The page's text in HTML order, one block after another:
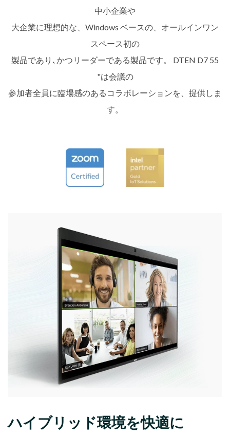
中小企業や
大企業に理想的な、Windows ベースの、オールインワン
スペース初の
製品であり､かつリーダーである製品です。 DTEN D7 55
"は会議の
参加者全員に臨場感のあるコラボレーションを、提供しま
す。
ハイブリッド環境を快適に